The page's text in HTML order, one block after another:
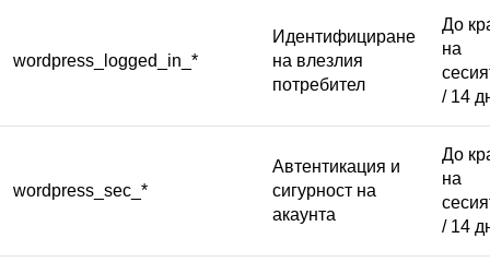
wordpress_logged_in_*
Идентифициране
на влезлия
потребител
До
на
/ 14
wordpress_sec_*
Автентикация и
сигурност на
акаунта
До
на
/ 14